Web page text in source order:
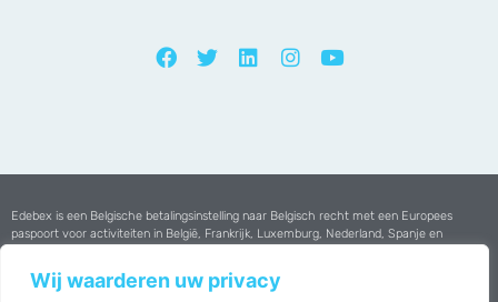
Wij waarderen uw privacy
Edebex is een Belgische betalingsinstelling naar Belgisch recht met een Europees
paspoort voor activiteiten in België, Frankrijk, Luxemburg, Nederland, Spanje en
Edebex heeft een vergunning van deNationale Bank van België